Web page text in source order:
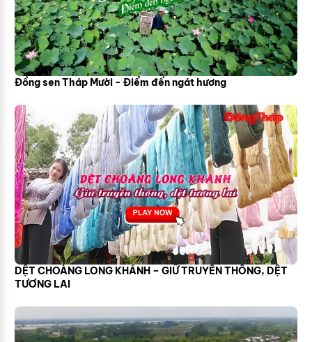
Đồng sen Tháp Mười - Điểm đến ngát hương
DỆT CHOÀNG LONG KHÁNH – GIỮ TRUYỀN THỐNG, DỆT
TƯƠNG LAI